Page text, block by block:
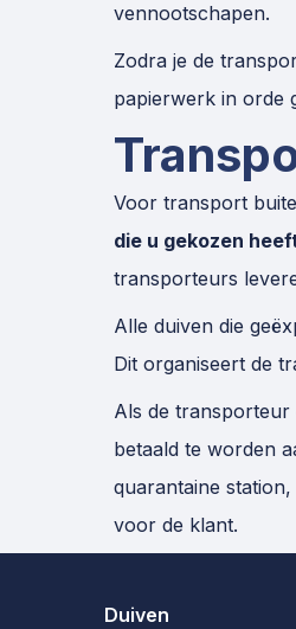
vennootschapen.
Zodra je de
papierwerk in orde
Voor transport
die u gekozen
transporteurs
Alle duiven die
Dit organiseert de
Als de transporteur
betaald te worden
quarantaine
voor de klant.
Duiven